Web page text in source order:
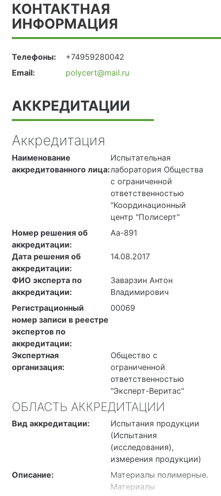
КОНТАКТНАЯ
ИНФОРМАЦИЯ
Телефоны:
+74959280042
Email:
polycert@mail.ru
АККРЕДИТАЦИИ
Аккредитация
Наименование
аккредитованного лица:
Испытательная
лаборатория Общества
с ограниченной
ответственностью
"Координационный
центр "Полисерт"
Номер решения об
аккредитации:
Аа-891
Дата решения об
аккредитации:
14.08.2017
ФИО эксперта по
аккредитации:
Заварзин Антон
Владимирович
Регистрационный
номер записи в реестре
экспертов по
аккредитации:
00069
Экспертная
организация:
Общество с
ограниченной
ответственностью
"Эксперт-Веритас"
ОБЛАСТЬ АККРЕДИТАЦИИ
Вид аккредитации:
Испытания продукции
(Испытания
(исследования),
измерения продукции)
Описание:
Материалы полимерные.
Материалы